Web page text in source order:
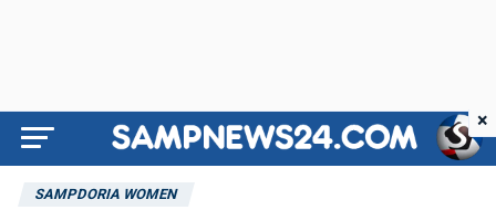
SAMPDORIA WOMEN
×